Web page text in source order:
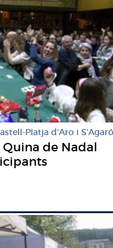
Platja d'Aro i S'Agaró
Quina de Nadal